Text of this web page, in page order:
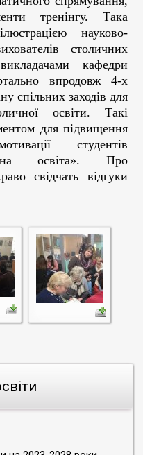
тренінгу. Така
науково-
столичних
кафедри
впродовж 4-х
спільних заходів для
освіти. Такі
для підвищення
студентів
освіта». Про
свідчать відгуки